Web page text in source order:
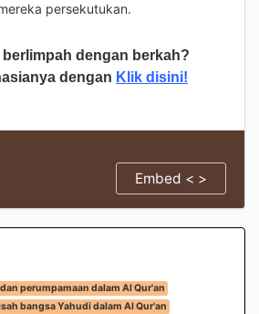
persekutukan.
berlimpah dengan berkah?
dengan Klik disini!
Embed < >
perumpamaan dalam Al Qur'an
bangsa Yahudi dalam Al Qur'an